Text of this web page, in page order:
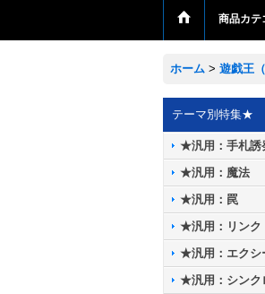
商品カテ
ホーム > 遊戯王
テーマ別特集★
★汎用：手札誘
★汎用：魔法
★汎用：罠
★汎用：リンク
★汎用：エクシ
★汎用：シンク